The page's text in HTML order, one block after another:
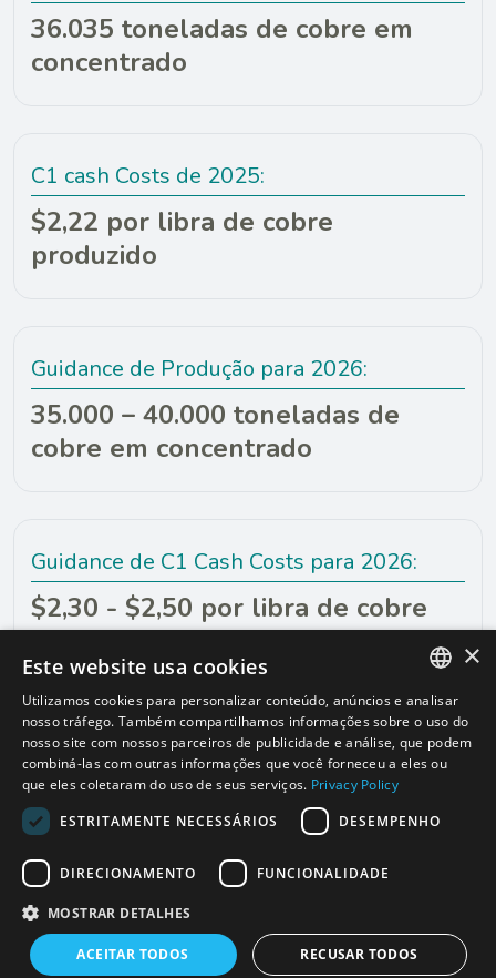
36.035 toneladas de cobre em
concentrado
C1 cash Costs de 2025:
$2,22 por libra de cobre
produzido
Guidance de Produção para 2026:
35.000 – 40.000 toneladas de
cobre em concentrado
Guidance de C1 Cash Costs para 2026:
$2,30 - $2,50 por libra de cobre
produzido
Canal de Conduta ética: 0800 591
Portal de
© 2026 Ero Copper - Todos od Direitos Reservados.
Powered by MZ
Política de Privacidade
ENGLISH
PORTUGUESE
×
Este website usa cookies
Utilizamos cookies para personalizar conteúdo, anúncios e analisar
nosso tráfego. Também compartilhamos informações sobre o uso do
nosso site com nossos parceiros de publicidade e análise, que podem
combiná-las com outras informações que você forneceu a eles ou
que eles coletaram do uso de seus serviços. Privacy Policy
ESTRITAMENTE NECESSÁRIOS
DESEMPENHO
DIRECIONAMENTO FUNCIONALIDADE
MOSTRAR DETALHES
ACEITAR TODOS RECUSAR TODOS